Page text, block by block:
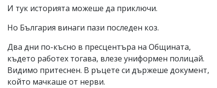
И тук историята можеше да приключи.
Но България винаги пази последен коз.
Два дни по-късно в пресцентъра на Общината,
където работех тогава, влезе униформен полицай.
Видимо притеснен. В ръцете си държеше документ,
който мачкаше от нерви.